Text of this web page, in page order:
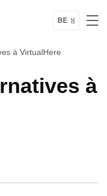
BE
à VirtualHere
à